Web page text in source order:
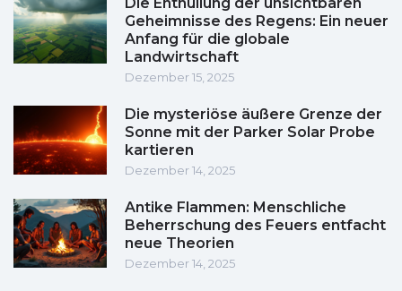
Geheimnisse des Regens: Ein neuer
Anfang für die globale
Landwirtschaft
Dezember 15, 2025
Die mysteriöse äußere Grenze der
Sonne mit der Parker Solar Probe
kartieren
Dezember 14, 2025
Antike Flammen: Menschliche
Beherrschung des Feuers entfacht
neue Theorien
Dezember 14, 2025